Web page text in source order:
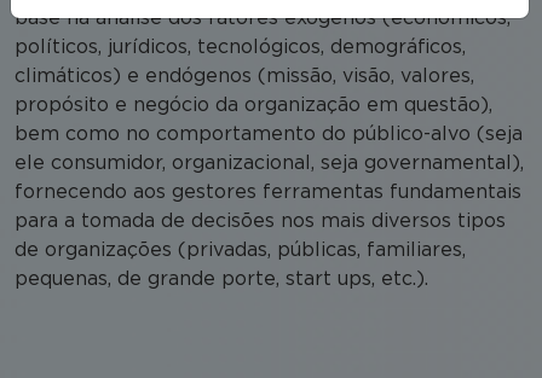
base na análise dos fatores exógenos (econômicos,
políticos, jurídicos, tecnológicos, demográficos,
climáticos) e endógenos (missão, visão, valores,
propósito e negócio da organização em questão),
bem como no comportamento do público-alvo (seja
ele consumidor, organizacional, seja governamental),
fornecendo aos gestores ferramentas fundamentais
para a tomada de decisões nos mais diversos tipos
de organizações (privadas, públicas, familiares,
pequenas, de grande porte, start ups, etc.).